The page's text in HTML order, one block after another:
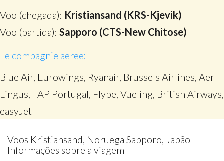
Voo (chegada): Kristiansand (KRS-Kjevik)
Voo (partida): Sapporo (CTS-New Chitose)
Le compagnie aeree:
Blue Air, Eurowings, Ryanair, Brussels Airlines, Aer
Lingus, TAP Portugal, Flybe, Vueling, British Airways,
easyJet
Voos Kristiansand, Noruega Sapporo, Japão
Informações sobre a viagem